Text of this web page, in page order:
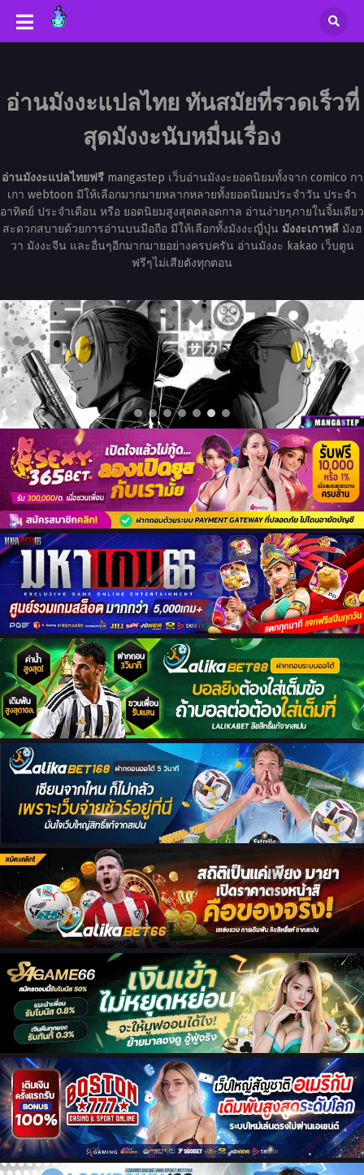
อ่านมังงะแปลไทย ทันสมัยที่รวดเร็วที่
สุดมังงะนับหมื่นเรื่อง
อ่านมังงะแปลไทยฟรีmangastep เว็บอ่านมังงะยอดนิยมทั้งจาก comico กา
เกา webtoon มีให้เลือกมากมายหลากหลายทั้งยอดนิยมประจำวัน ประจำ
อาทิตย์ ประจำเดือน หรือ ยอดนิยมสูงสุดตลอดกาล อ่านง่ายๆภายในจิ้มเดียว
สะดวกสบายด้วยการอ่านบนมือถือ มีให้เลือกทั้งมังงะญี่ปุ่น มังงะเกาหลีมังฮ
วา มังงะจีน และอื่นๆอีกมากมายอย่างครบครัน อ่านมังงะ kakao เว็บตูน
ฟรีๆไม่เสียตังทุกตอน